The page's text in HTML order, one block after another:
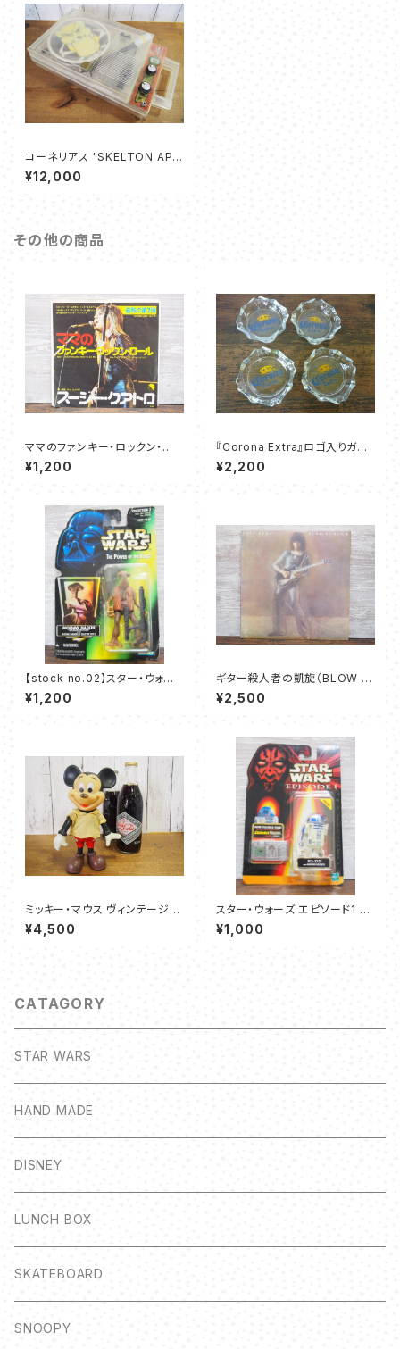
コーネリアス "SKELTON AP
E" ポータブル・プレーヤー GP-
3C
¥12,000
その他の商品
ママのファンキー・ロックン・ロ
ール - スージー・クアトロ
¥1,200
『Corona Extra』ロゴ入りガラ
ス灰皿4個セット
¥2,200
【stock no.02】スター・ウォー
ズ モモー・ネイドン フィギュア K
enner 1996
¥1,200
ギター殺人者の凱旋（BLOW B
Y BLOW） – ジェフ・ベック
¥2,500
ミッキー・マウス ヴィンテージソ
フビドール 【R. Dakin＆Co.製】
¥4,500
スター・ウォーズ エピソード1 R2
-D2-ハズブロ コムテックフィギ
ュア
¥1,000
CATAGORY
STAR WARS
HAND MADE
DISNEY
LUNCH BOX
SKATEBOARD
SNOOPY